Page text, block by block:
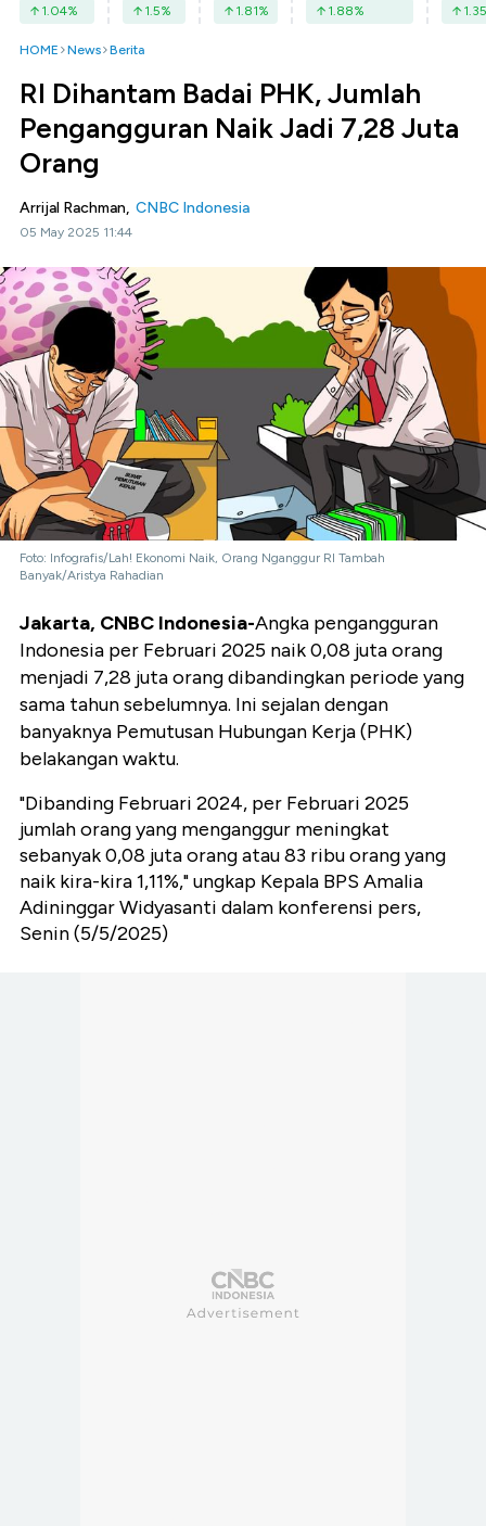
1.04% 1.5% 1.81% 1.88% 1.35
HOME News Berita
RI Dihantam Badai PHK, Jumlah
Pengangguran Naik Jadi 7,28 Juta
Orang
Arrijal Rachman, CNBC Indonesia
05 May 2025 11:44
Foto: Infografis/Lah! Ekonomi Naik, Orang Nganggur RI Tambah
Banyak/Aristya Rahadian
Jakarta, CNBC Indonesia-Angka pengangguran
Indonesia per Februari 2025 naik 0,08 juta orang
menjadi 7,28 juta orang dibandingkan periode yang
sama tahun sebelumnya. Ini sejalan dengan
banyaknya Pemutusan Hubungan Kerja (PHK)
belakangan waktu.
"Dibanding Februari 2024, per Februari 2025
jumlah orang yang menganggur meningkat
sebanyak 0,08 juta orang atau 83 ribu orang yang
naik kira-kira 1,11%," ungkap Kepala BPS Amalia
Adininggar Widyasanti dalam konferensi pers,
Senin (5/5/2025)